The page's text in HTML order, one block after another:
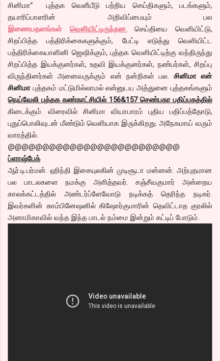
சினிமா” புத்தக வெளீயீடு பற்றிய செய்திகளும், படங்களும்,
தயாரிப்பாளரின் அறிவிப்பையும் பல
இணையதளங்கள்
வெளியிட்டிருந்தன.செய்தியை வெளியிட்டு,
சிறப்பித்த பத்திரிக்கைகளுக்கும், பேட்டி எடுத்து வெளியிட்ட
பத்திரிக்கையாளினி ஜெஷிக்கும், புத்தக வெளியிட்டிற்கு வந்திருந்து
சிறப்பித்த இயக்குனர்கள், உதவி இயக்குனர்கள், நண்பர்கள், சிறப்பு
விருந்தினர்கள் அனைவருக்கும் என் நன்றிகள் பல. சினிமா என்
சினிமா புத்தகம் மட்டுமில்லாமல் என்னுடய அத்துனை புத்தகங்களும்
நெய்வேலி புத்தக கண்காட்சியில் 156&157 செண்பகா பதிப்பகத்தில்
கிடைக்கும். விரைவில் சினிமா வியாபாரம் புதிய பதிப்பத்தோடு,
புதுப்பொலிவுடன் மீண்டும் வெளியாக இருக்கிறது. அநேகமாய் வரும்
வாரத்தில்.
@@@@@@@@@@@@@@@@@@@@@@@@@
ப்ளாஷ்பேக்
ஆர்.டி.பர்மன். ஹிந்தி இசையுலகின் முடிசூடா மன்னன். அற்புதமான
பல பாடலகளை நமக்கு அளித்தவர். சஞ்சீவகுமார் அன்றைய
காலக்கட்டத்தில் அண்டர்ப்ளேவோடு நடிக்கத் தெரிந்த நடிகர்.
இவர்களின் காம்பினேஷனில் கிஷோர்குமாரின் தெவிட்டாத குரலில்
அனாமிகாவில் வந்த இந்த பாடல் நம்மை இன்றும் கட்டிப் போடும்.